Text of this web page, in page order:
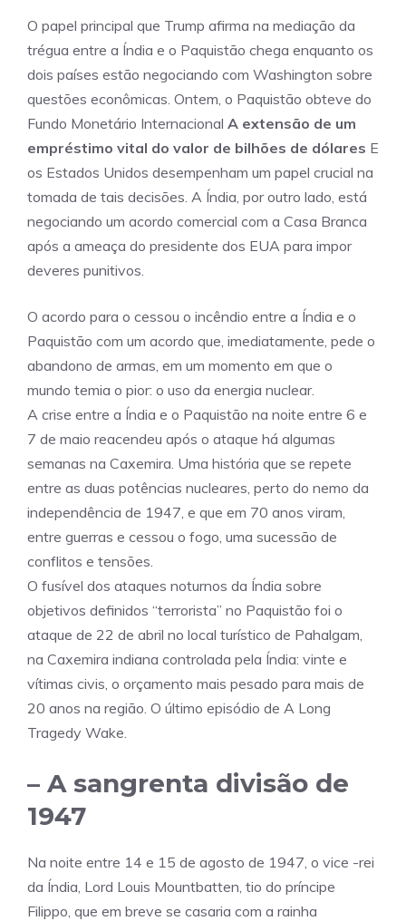
O papel principal que Trump afirma na mediação da
trégua entre a Índia e o Paquistão chega enquanto os
dois países estão negociando com Washington sobre
questões econômicas. Ontem, o Paquistão obteve do
Fundo Monetário Internacional A extensão de um
empréstimo vital do valor de bilhões de dólares E
os Estados Unidos desempenham um papel crucial na
tomada de tais decisões. A Índia, por outro lado, está
negociando um acordo comercial com a Casa Branca
após a ameaça do presidente dos EUA para impor
deveres punitivos.
O acordo para o cessou o incêndio entre a Índia e o
Paquistão com um acordo que, imediatamente, pede o
abandono de armas, em um momento em que o
mundo temia o pior: o uso da energia nuclear.
A crise entre a Índia e o Paquistão na noite entre 6 e
7 de maio reacendeu após o ataque há algumas
semanas na Caxemira. Uma história que se repete
entre as duas potências nucleares, perto do nemo da
independência de 1947, e que em 70 anos viram,
entre guerras e cessou o fogo, uma sucessão de
conflitos e tensões.
O fusível dos ataques noturnos da Índia sobre
objetivos definidos “terrorista” no Paquistão foi o
ataque de 22 de abril no local turístico de Pahalgam,
na Caxemira indiana controlada pela Índia: vinte e
vítimas civis, o orçamento mais pesado para mais de
20 anos na região. O último episódio de A Long
Tragedy Wake.
– A sangrenta divisão de
1947
Na noite entre 14 e 15 de agosto de 1947, o vice -rei
da Índia, Lord Louis Mountbatten, tio do príncipe
Filippo, que em breve se casaria com a rainha